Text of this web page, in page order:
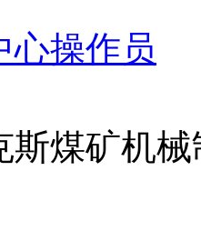
心操作员
斯煤矿机